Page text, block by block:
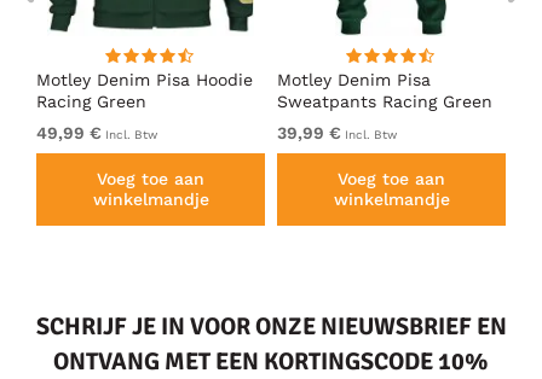
Motley Denim Pisa Hoodie
Racing Green
49,99 € Incl. Btw
Voeg toe aan
winkelmandje
Motley Denim Pisa
Sweatpants Racing Green
39,99 € Incl. Btw
Voeg toe aan
winkelmandje
SCHRIJF JE IN VOOR ONZE NIEUWSBRIEF EN
ONTVANG MET EEN KORTINGSCODE 10%